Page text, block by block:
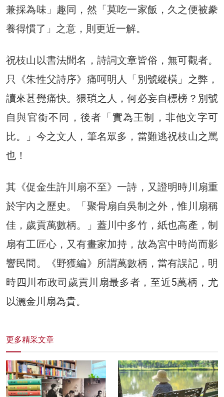
兼採為味」趣同，然「莫吃一家飯，久之便被豢
養得慣了」之意，則更近一解。
祝枝山以書法聞名，詩詞文章皆俗，無可觀者。
只《朱性父詩序》痛呵明人「別號縱橫」之弊，
讀來甚覺痛快。猥瑣之人，何必妄自標榜？別號
自與官銜不同，後者「實為王制，非他文字可
比。」今之文人，筆名眾多，當難逃祝枝山之罵
也！
其《促金生許川扇不至》一詩，又證明時川扇重
於宇內之歷史。「聚骨扇自吳制之外，惟川扇稱
佳，歲貢萬數柄。」蓋川中多竹，紙也高產，制
扇有工匠心，又有畫家加持，故為宮中時尚而影
響民間。《野獲編》所謂萬數柄，當有誤記，明
時四川布政司歲貢川扇最多者，至近5萬柄，尤
以灑金川扇為貴。
更多精采文章